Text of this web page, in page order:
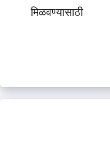
मिळवण्यासाठी